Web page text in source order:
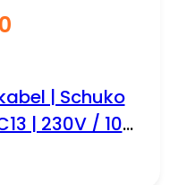
| Schuko
| 230V / 10A